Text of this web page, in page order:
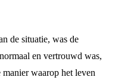
de situatie, was de
en vertrouwd was,
waarop het leven